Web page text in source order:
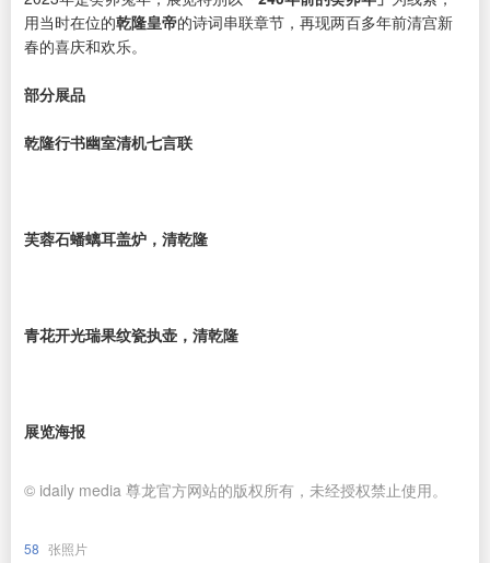
用当时在位的乾隆皇帝的诗词串联章节，再现两百多年前清宫新
春的喜庆和欢乐。
部分展品
乾隆行书幽室清机七言联
芙蓉石蟠螭耳盖炉，清乾隆
青花开光瑞果纹瓷执壶，清乾隆
展览海报
© idaily media 尊龙官方网站的版权所有，未经授权禁止使用。
58 张照片